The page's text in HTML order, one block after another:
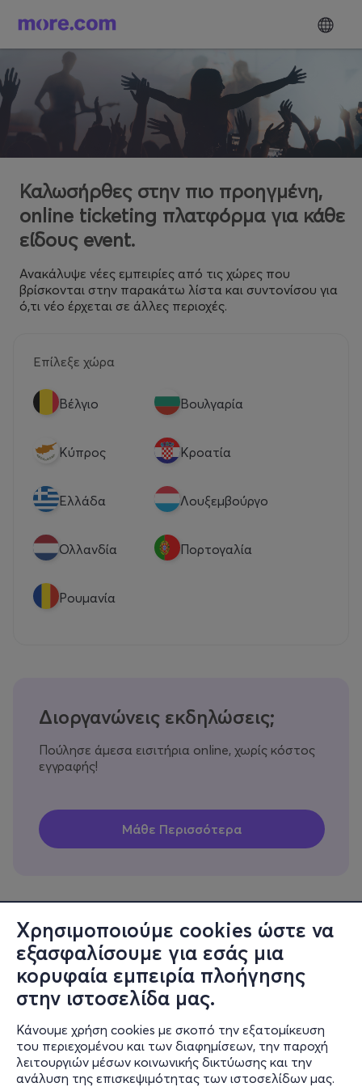
Χρησιμοποιούμε cookies ώστε να
εξασφαλίσουμε για εσάς μια
κορυφαία εμπειρία πλοήγησης
στην ιστοσελίδα μας.
Κάνουμε χρήση cookies με σκοπό την εξατομίκευση
του περιεχομένου και των διαφημίσεων, την παροχή
λειτουργιών μέσων κοινωνικής δικτύωσης και την
ανάλυση της επισκεψιμότητας των ιστοσελίδων μας.
Καλωσήρθες στην πιο προηγμένη,
online ticketing πλατφόρμα για κάθε
είδους event.
Ανακάλυψε νέες εμπειρίες από τις χώρες που
βρίσκονται στην παρακάτω λίστα και συντονίσου για
ό,τι νέο έρχεται σε άλλες περιοχές.
Επίλεξε χώρα
Βέλγιο Βουλγαρία
Κύπρος Κροατία
Eλλάδα Λουξεμβούργο
Ολλανδία Πορτογαλία
Ρουμανία
Διοργανώνεις εκδηλώσεις;
Πούλησε άμεσα εισιτήρια online, χωρίς κόστος
εγγραφής!
Πληροφορίες
Υποστήριξη
Stay Connected